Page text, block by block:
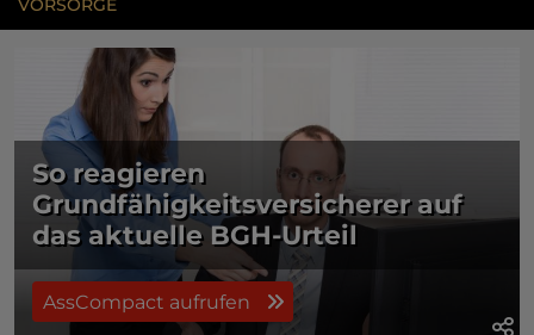
VORSORGE
So reagieren
Grundfähigkeitsversicherer auf
das aktuelle BGH-Urteil
AssCompact aufrufen